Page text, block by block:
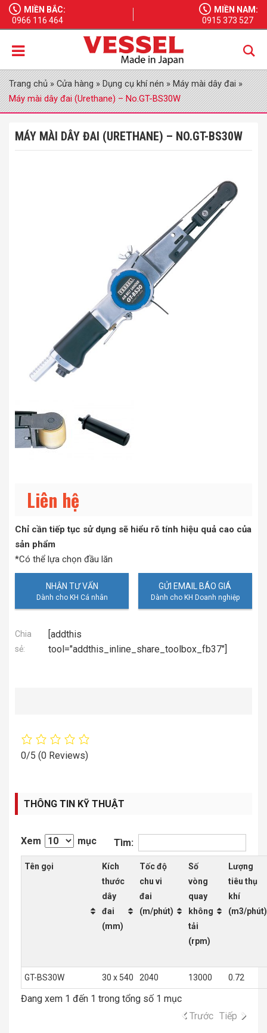
MIỀN BẮC:
0966 116 464
MIỀN NAM:
0915 373 527
Trang chủ»Cửa hàng»Dụng cụ khí nén»Máy mài dây đai»
Máy mài dây đai (Urethane) – No.GT-BS30W
MÁY MÀI DÂY ĐAI (URETHANE) – NO.GT-BS30W
Liên hệ
Chỉ cần tiếp tục sử dụng sẽ hiểu rõ tính hiệu quả cao của
sản phẩm
*Có thể lựa chọn đầu lăn
NHẬN TƯ VẤN GỬI EMAIL BÁO GIÁ
Chia
sẻ:
[addthis
tool="addthis_inline_share_toolbox_fb37"]
0/5 (0 Reviews)
THÔNG TIN KỸ THUẬT
Xem mục Tìm:
Tên gọi
Kích
thước
dây
đai
(mm)
Tốc độ
chu vi
đai
(m/phút)
Số
vòng
quay
không
tải
(rpm)
Lượng
tiêu thụ
khí
(m3/phút)
GT-BS30W 30 x 540 2040 13000 0.72
Đang xem 1 đến 1 trong tổng số 1 mục
Trước Tiếp